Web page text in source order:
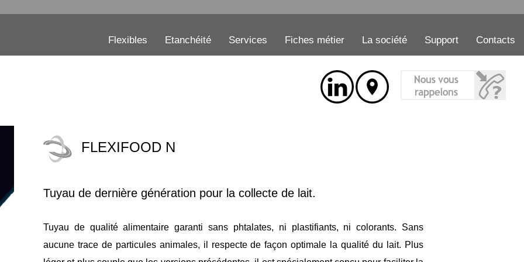
Flexibles Etanchéité Services Fiches métier La société Support Contacts
FLEXIFOOD N
Tuyau de dernière génération pour la collecte de lait.
Tuyau de qualité alimentaire garanti sans phtalates, ni plastifiants, ni colorants. Sans
aucune trace de particules animales, il respecte de façon optimale la qualité du lait. Plus